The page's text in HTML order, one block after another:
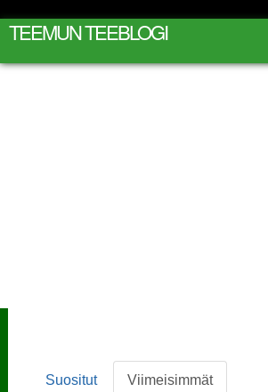
TEEMUN TEEBLOGI
Suositut Viimeisimmät